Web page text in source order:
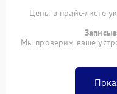
Цены в прайс-листе
Мы проверим ваше